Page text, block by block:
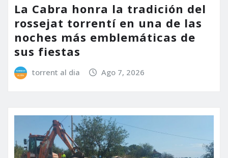
La Cabra honra la tradición del
rossejat torrentí en una de las
noches más emblemáticas de
sus fiestas
torrent al dia Ago 7, 2026